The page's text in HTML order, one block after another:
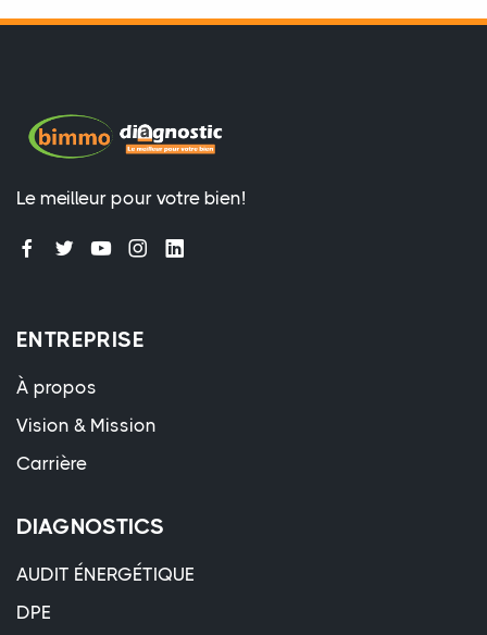
Le meilleur pour votre bien!
ENTREPRISE
À propos
Vision & Mission
Carrière
DIAGNOSTICS
AUDIT ÉNERGÉTIQUE
DPE